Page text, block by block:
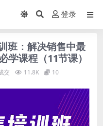
登录
班：解决销售中最
学课程（11节课）
交 11.8K 10